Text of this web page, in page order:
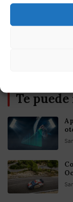
Te